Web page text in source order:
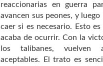
reaccionarias en guerra
avancen sus peones, y luego
caer si es necesario. Esto
acaba de ocurrir. Con la
los talibanes, vuelven
aceptables. El trato es